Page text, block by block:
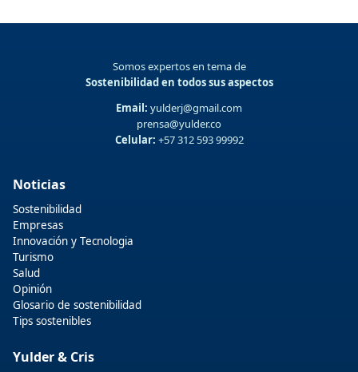
Somos expertos en tema de
Sostenibilidad en todos sus aspectos
Email: yulderj@gmail.com
prensa@yulder.co
Celular: +57 312 593 99992
Noticias
Sostenibilidad
Empresas
Innovación y Tecnologia
Turismo
Salud
Opinión
Glosario de sostenibilidad
Tips sostenibles
Yulder & Cris